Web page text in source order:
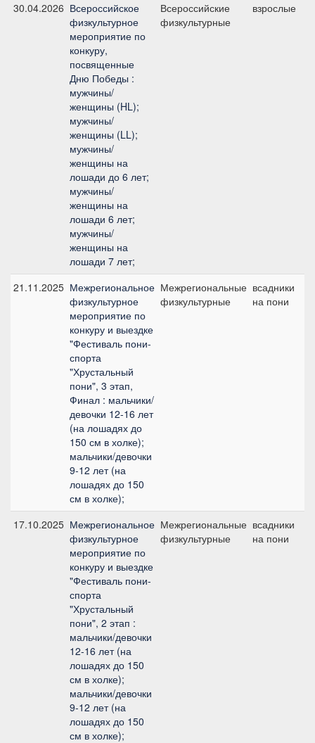
30.04.2026 Всероссийское
физкультурное
мероприятие по
конкуру,
посвященные
Дню Победы :
мужчины/
женщины (HL);
мужчины/
женщины (LL);
мужчины/
женщины на
лошади до 6 лет;
мужчины/
женщины на
лошади 6 лет;
мужчины/
женщины на
лошади 7 лет;
Всероссийские
физкультурные
взрослые
21.11.2025 Межрегиональное
физкультурное
мероприятие по
конкуру и выездке
"Фестиваль пони-
спорта
"Хрустальный
пони", 3 этап,
Финал : мальчики/
девочки 12-16 лет
(на лошадях до
150 см в холке);
мальчики/девочки
9-12 лет (на
лошадях до 150
см в холке);
Межрегиональные
физкультурные
всадники
на пони
17.10.2025 Межрегиональное
физкультурное
мероприятие по
конкуру и выездке
"Фестиваль пони-
спорта
"Хрустальный
пони", 2 этап :
мальчики/девочки
12-16 лет (на
лошадях до 150
см в холке);
мальчики/девочки
9-12 лет (на
лошадях до 150
см в холке);
Межрегиональные
физкультурные
всадники
на пони